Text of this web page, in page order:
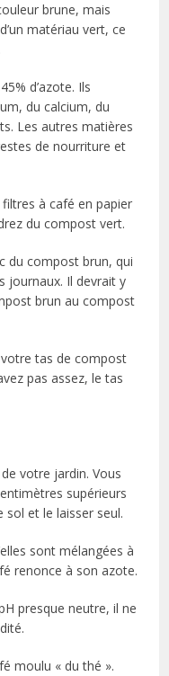
brune, mais
matériau vert, ce
d’azote. Ils
du calcium, du
Les autres matières
de nourriture et
à café en papier
du compost vert.
du compost brun, qui
journaux. Il devrait y
brun au compost
tas de compost
pas assez, le tas
votre jardin. Vous
supérieurs
et le laisser seul.
sont mélangées à
renonce à son azote.
presque neutre, il ne
moulu « du thé ».